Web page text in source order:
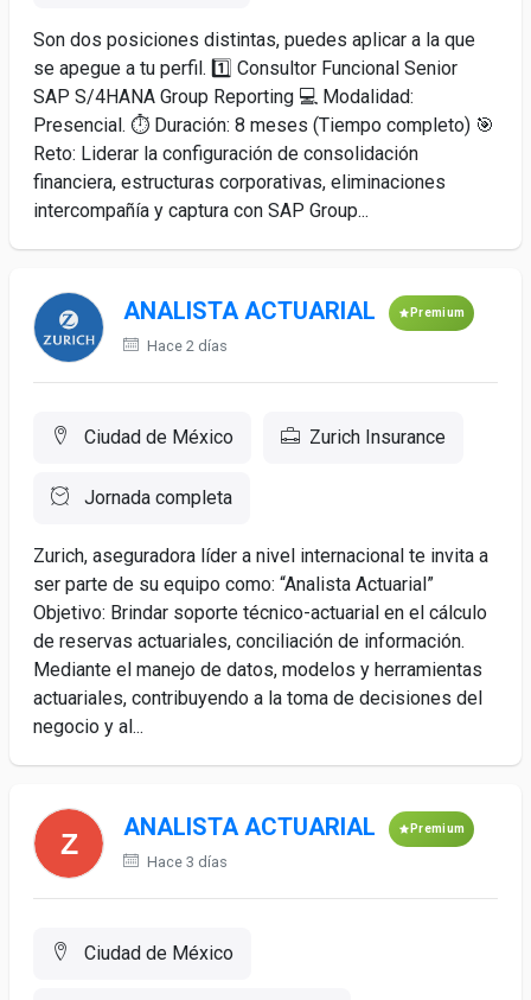
Son dos posiciones distintas, puedes aplicar a la que
se apegue a tu perfil. 1️⃣ Consultor Funcional Senior
SAP S/4HANA Group Reporting 💻 Modalidad:
Presencial. ⏱️ Duración: 8 meses (Tiempo completo) 🎯
Reto: Liderar la configuración de consolidación
financiera, estructuras corporativas, eliminaciones
intercompañía y captura con SAP Group...
ANALISTA ACTUARIAL Premium
Hace 2 días
Ciudad de México Zurich Insurance
Jornada completa
Zurich, aseguradora líder a nivel internacional te invita a
ser parte de su equipo como: “Analista Actuarial”
Objetivo: Brindar soporte técnico-actuarial en el cálculo
de reservas actuariales, conciliación de información.
Mediante el manejo de datos, modelos y herramientas
actuariales, contribuyendo a la toma de decisiones del
negocio y al...
ANALISTA ACTUARIAL Premium
Hace 3 días
Ciudad de México